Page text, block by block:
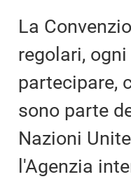
La
regolari,
partecipare,
sono parte
Nazioni
l'Agenzia